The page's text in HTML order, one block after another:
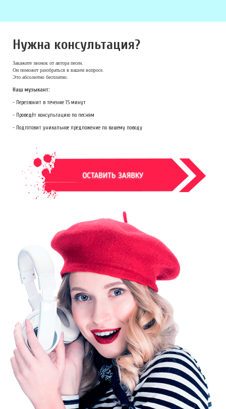
Нужна консультация?
Закажите звонок от автора песен.
Он поможет разобраться в вашем вопросе.
Это абсолютно бесплатно.
Наш музыкант:
- Перезвонит в течение 15 минут
- Проведёт консультацию по песням
- Подготовит уникальное предложение по вашему поводу